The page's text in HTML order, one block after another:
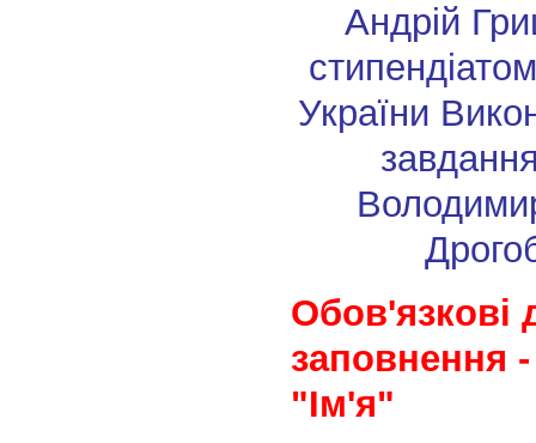
Андрій
України
Обов'язкові
заповнення
"Ім'я"